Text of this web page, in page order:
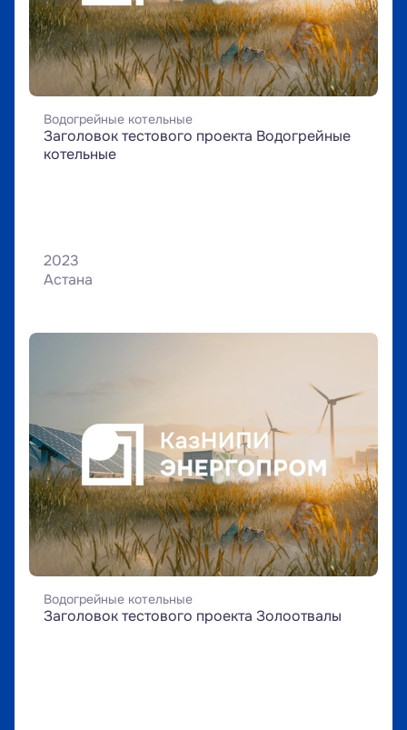
Водогрейные котельные
Заголовок тестового проекта Водогрейные
котельные
2023
Астана
Водогрейные котельные
Заголовок тестового проекта Золоотвалы